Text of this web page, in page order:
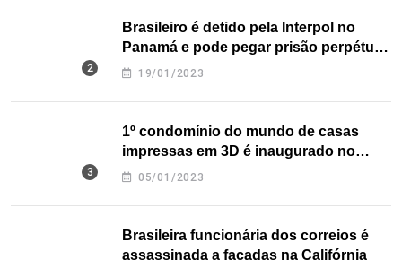
Brasileiro é detido pela Interpol no
Panamá e pode pegar prisão perpétua
nos EUA
19/01/2023
1º condomínio do mundo de casas
impressas em 3D é inaugurado no
Texas
05/01/2023
Brasileira funcionária dos correios é
assassinada a facadas na Califórnia